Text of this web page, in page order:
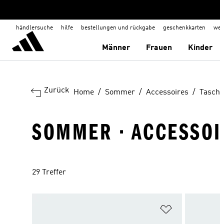
händlersuche hilfe bestellungen und rückgabe geschenkkarten
Männer Frauen Kinder
Zurück Home Sommer Accessoires
SOMMER ·
29 Treffer